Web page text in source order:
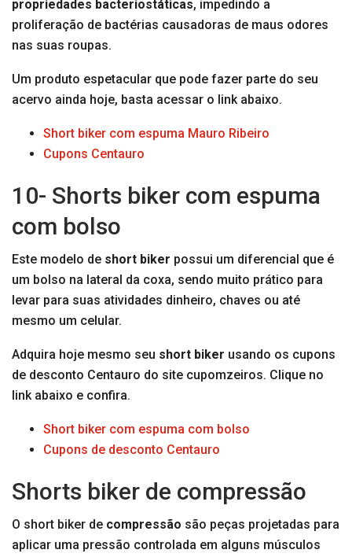
propriedades bacteriostáticas, impedindo a
proliferação de bactérias causadoras de maus odores
nas suas roupas.
Um produto espetacular que pode fazer parte do seu
acervo ainda hoje, basta acessar o link abaixo.
Short biker com espuma Mauro Ribeiro
Cupons Centauro
10- Shorts biker com espuma
com bolso
Este modelo de short biker possui um diferencial que é
um bolso na lateral da coxa, sendo muito prático para
levar para suas atividades dinheiro, chaves ou até
mesmo um celular.
Adquira hoje mesmo seu short biker usando os cupons
de desconto Centauro do site cupomzeiros. Clique no
link abaixo e confira.
Short biker com espuma com bolso
Cupons de desconto Centauro
Shorts biker de compressão
O short biker de compressão são peças projetadas para
aplicar uma pressão controlada em alguns músculos